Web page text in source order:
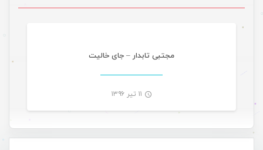
مجتبی تابدار – جای خالیت
۱۱ تیر ۱۳۹۶